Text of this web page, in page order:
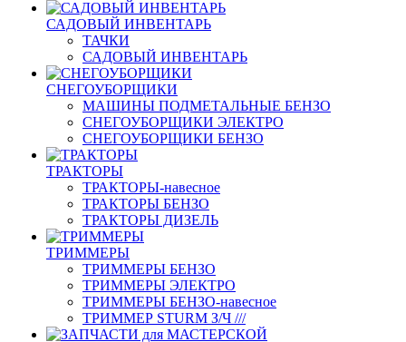
САДОВЫЙ ИНВЕНТАРЬ
ТАЧКИ
САДОВЫЙ ИНВЕНТАРЬ
СНЕГОУБОРЩИКИ
МАШИНЫ ПОДМЕТАЛЬНЫЕ БЕНЗО
СНЕГОУБОРЩИКИ ЭЛЕКТРО
СНЕГОУБОРЩИКИ БЕНЗО
ТРАКТОРЫ
ТРАКТОРЫ-навесное
ТРАКТОРЫ БЕНЗО
ТРАКТОРЫ ДИЗЕЛЬ
ТРИММЕРЫ
ТРИММЕРЫ БЕНЗО
ТРИММЕРЫ ЭЛЕКТРО
ТРИММЕРЫ БЕНЗО-навесное
ТРИММЕР STURM З/Ч ///